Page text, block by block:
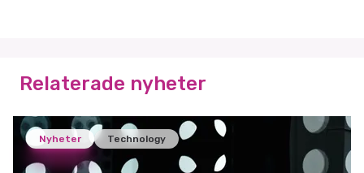
Relaterade nyheter
Nyheter Technology